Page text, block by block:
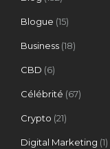
Blogue (15)
Business (18)
CBD (6)
Célébrité (67)
Crypto (21)
Digital Marketing (1)